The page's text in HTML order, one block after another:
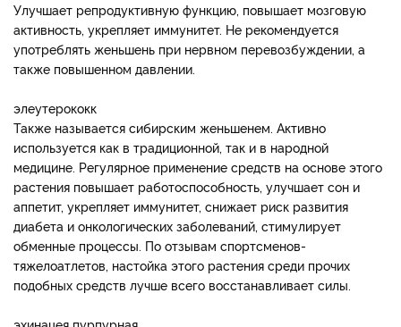
Улучшает репродуктивную функцию, повышает мозговую
активность, укрепляет иммунитет. Не рекомендуется
употреблять женьшень при нервном перевозбуждении, а
также повышенном давлении.
элеутерококк
Также называется сибирским женьшенем. Активно
используется как в традиционной, так и в народной
медицине. Регулярное применение средств на основе этого
растения повышает работоспособность, улучшает сон и
аппетит, укрепляет иммунитет, снижает риск развития
диабета и онкологических заболеваний, стимулирует
обменные процессы. По отзывам спортсменов-
тяжелоатлетов, настойка этого растения среди прочих
подобных средств лучше всего восстанавливает силы.